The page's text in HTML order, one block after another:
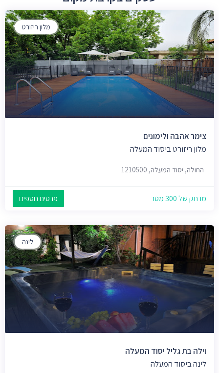
מלון ריזורט
צימר אהבה ולימונים
מלון ריזורט ביסוד המעלה
החולה, יסוד המעלה, 1210500
מרחק של 300 מטר פרטים נוספים
לינה
וילה בת גליל יסוד המעלה
לינה ביסוד המעלה